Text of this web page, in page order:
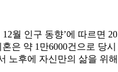
월 인구 동향’에 따르면
은 약 1만6000건으로 당
노후에 자신만의 삶을 위